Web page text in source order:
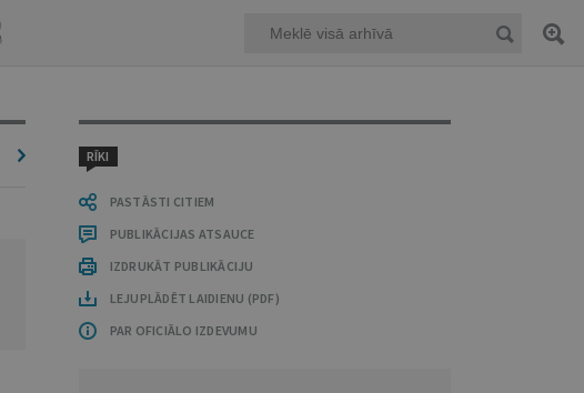
RĪKI
PASTĀSTI CITIEM
PUBLIKĀCIJAS ATSAUCE
IZDRUKĀT PUBLIKĀCIJU
LEJUPLĀDĒT LAIDIENU (PDF)
PAR OFICIĀLO IZDEVUMU